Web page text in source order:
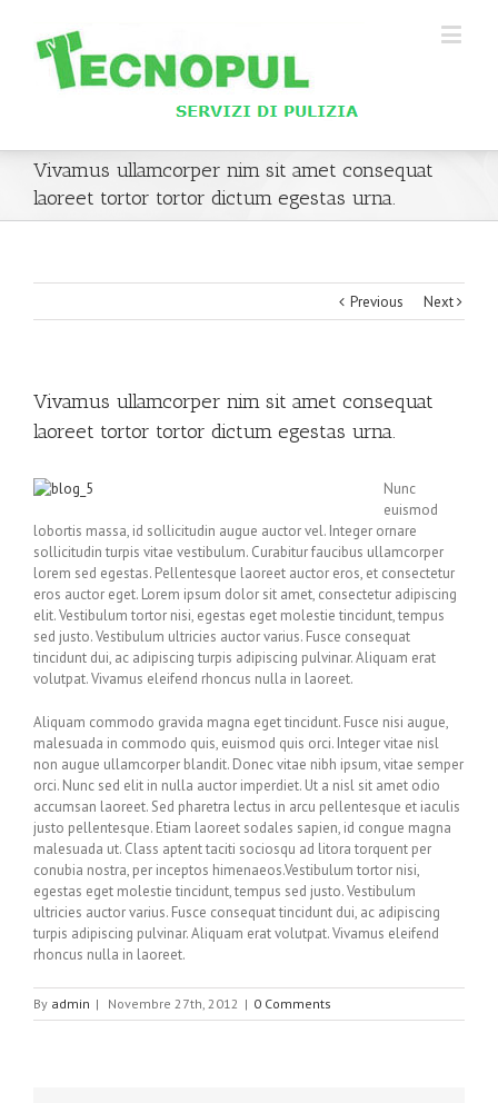
Vivamus ullamcorper nim sit amet consequat
laoreet tortor tortor dictum egestas urna.
Previous Next
Vivamus ullamcorper nim sit amet consequat
laoreet tortor tortor dictum egestas urna.
Nunc
euismod
lobortis massa, id sollicitudin augue auctor vel. Integer ornare
sollicitudin turpis vitae vestibulum. Curabitur faucibus ullamcorper
lorem sed egestas. Pellentesque laoreet auctor eros, et consectetur
eros auctor eget. Lorem ipsum dolor sit amet, consectetur adipiscing
elit. Vestibulum tortor nisi, egestas eget molestie tincidunt, tempus
sed justo. Vestibulum ultricies auctor varius. Fusce consequat
tincidunt dui, ac adipiscing turpis adipiscing pulvinar. Aliquam erat
volutpat. Vivamus eleifend rhoncus nulla in laoreet.
Aliquam commodo gravida magna eget tincidunt. Fusce nisi augue,
malesuada in commodo quis, euismod quis orci. Integer vitae nisl
non augue ullamcorper blandit. Donec vitae nibh ipsum, vitae semper
orci. Nunc sed elit in nulla auctor imperdiet. Ut a nisl sit amet odio
accumsan laoreet. Sed pharetra lectus in arcu pellentesque et iaculis
justo pellentesque. Etiam laoreet sodales sapien, id congue magna
malesuada ut. Class aptent taciti sociosqu ad litora torquent per
conubia nostra, per inceptos himenaeos.Vestibulum tortor nisi,
egestas eget molestie tincidunt, tempus sed justo. Vestibulum
ultricies auctor varius. Fusce consequat tincidunt dui, ac adipiscing
turpis adipiscing pulvinar. Aliquam erat volutpat. Vivamus eleifend
rhoncus nulla in laoreet.
By admin | Novembre 27th, 2012 | 0 Comments